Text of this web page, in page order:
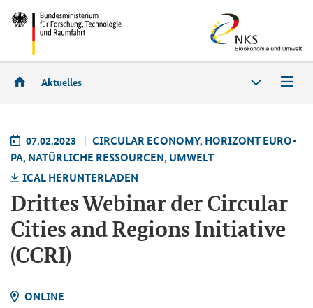
Aktuelles
07.02.2023
CIR­CU­LAR ECO­NO­MY, HO­RI­ZONT EU­RO­
PA, NA­TÜR­LI­CHE RES­SOUR­CEN, UM­WELT
ICAL HER­UN­TER­LA­DEN
Drit­tes We­bi­nar der Cir­cu­lar
Ci­ties and Re­gi­ons In­itia­ti­ve
(CCRI)
ON­LINE